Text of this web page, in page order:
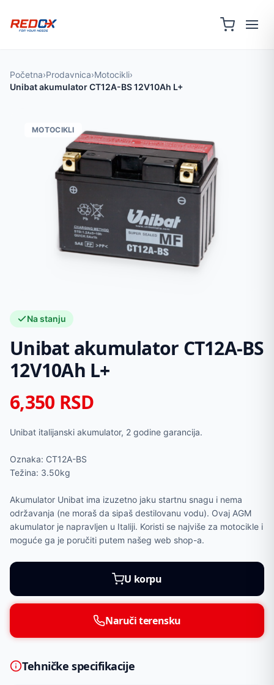
Početna›Prodavnica›Motocikli›
Unibat akumulator CT12A-BS 12V10Ah L+
MOTOCIKLI
Na stanju
Unibat akumulator CT12A-BS
12V10Ah L+
6,350 RSD
Unibat italijanski akumulator, 2 godine garancija.
Oznaka: CT12A-BS
Težina: 3.50kg
Akumulator Unibat ima izuzetno jaku startnu snagu i nema
održavanja (ne moraš da sipaš destilovanu vodu). Ovaj AGM
akumulator je napravljen u Italiji. Koristi se najviše za motocikle i
moguće ga je poručiti putem našeg web shop-a.
U korpu
Naruči terensku
Tehničke specifikacije